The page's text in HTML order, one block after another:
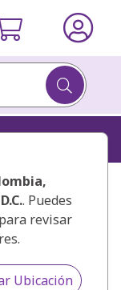
,
. Puedes
para revisar
Ubicación
Confirmar